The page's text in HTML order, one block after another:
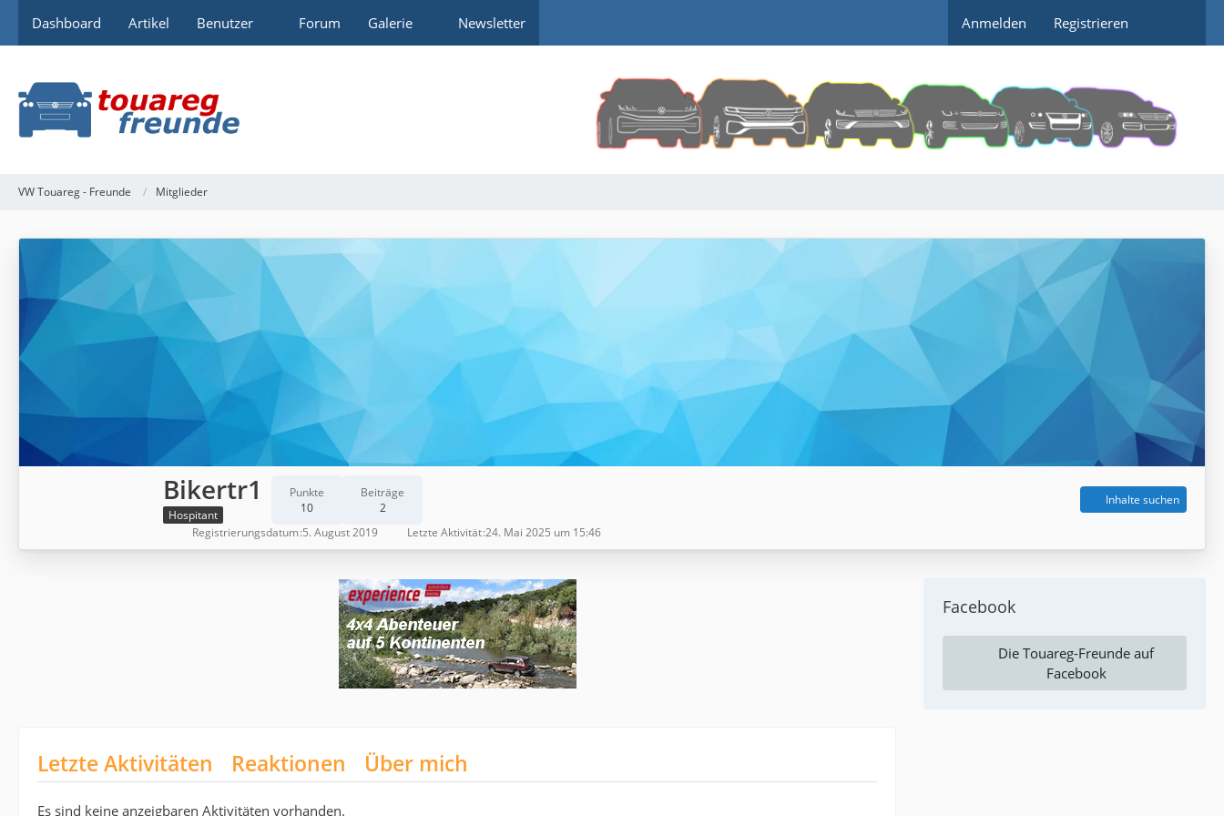
Dashboard Artikel Benutzer Forum Galerie Newsletter Anmelden Registrieren
VW Touareg - Freunde Mitglieder
Bikertr1
Hospitant
Punkte
10
Beiträge
2
Inhalte suchen
Registrierungsdatum 5. August 2019 Letzte Aktivität 24. Mai 2025 um 15:46
Letzte Aktivitäten Reaktionen Über mich
Es sind keine anzeigbaren Aktivitäten vorhanden.
Facebook
Die Touareg-Freunde auf
Facebook